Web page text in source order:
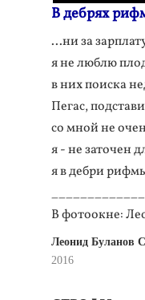
В дебрях
...ни за
я не люблю
в них поиска
Пегас,
со мной не
я - не заточен
я в дебри
В фотоокне:
Леонид Буланов
2016